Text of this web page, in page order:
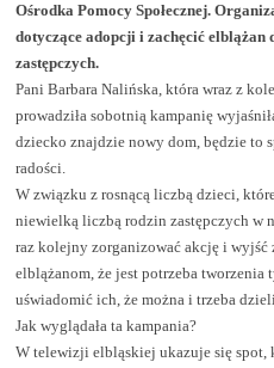
Ośrodka Pomocy Społecznej.
dotyczące adopcji i zachęcić
zastępczych.
Pani Barbara Nalińska, która wraz z
prowadziła sobotnią kampanię
dziecko znajdzie nowy dom, będzie to
radości.
W związku z rosnącą liczbą dzieci,
niewielką liczbą rodzin zastępczych w
raz kolejny zorganizować akcję i
elblążanom, że jest potrzeba
uświadomić ich, że można i trzeba
Jak wyglądała ta kampania?
W telewizji elbląskiej ukazuje się